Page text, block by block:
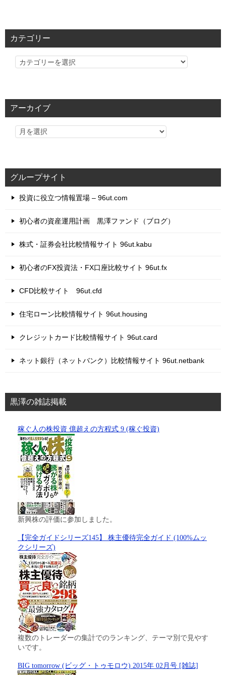
カテゴリー
カ
リ
アーカイブ
グループサイト
投資に役立つ情報置場 – 96ut.com
初心者の資産運用計画 黒澤ファンド（ブログ）
株式・証券会社比較情報サイト 96ut.kabu
初心者のFX投資法・FX口座比較サイト 96ut.fx
CFD比較サイト 96ut.cfd
住宅ローン比較情報サイト 96ut.housing
クレジットカード比較情報サイト 96ut.card
ネット銀行（ネットバンク）比較情報サイト 96ut.netbank
黒澤の雑誌掲載
稼ぐ人の株投資 億超えの方程式 9 (稼ぐ投資)
新興株の評価に参加しました。
【完全ガイドシリーズ145】 株主優待完全ガイド (100%ムッ
クシリーズ)
複数のトレーダーの集計でのランキング、テーマ別で見やす
いです。
BIG tomorrow (ビッグ・トゥモロウ) 2015年 02月号 [雑誌]